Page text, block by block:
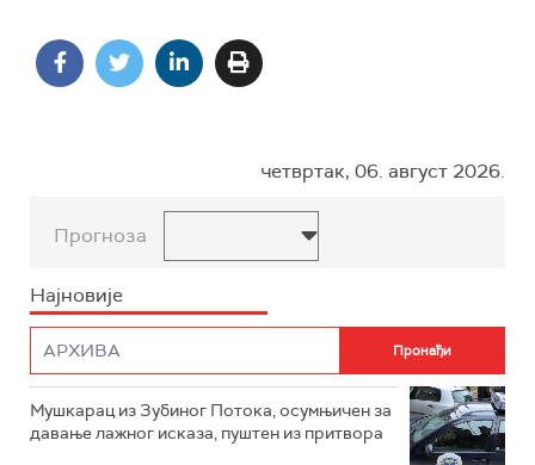
четвртак, 06. август 2026.
Прогноза
Најновије
Мушкарац из Зубиног Потока, осумњичен за
давање лажног исказа, пуштен из притвора